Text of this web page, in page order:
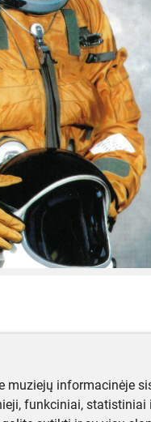
muziejų informacinėje
funkciniai,